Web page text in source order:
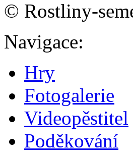
© Rostliny-
Navigace:
Hry
Fotogalerie
Videopěstitel
Poděkování